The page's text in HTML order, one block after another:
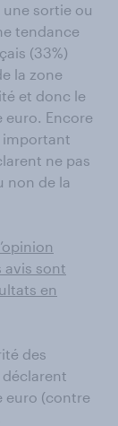
sortie ou
tendance
(33%)
la zone
et donc le
euro. Encore
important
ne pas
non de la
avis sont
en
des
déclarent
euro (contre